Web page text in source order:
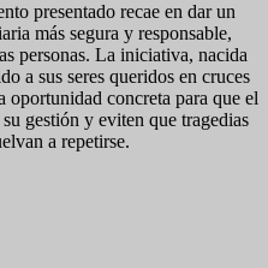
presentado recae en dar un
más segura y responsable,
personas. La iniciativa, nacida
a sus seres queridos en cruces
oportunidad concreta para que el
gestión y eviten que tragedias
a repetirse.